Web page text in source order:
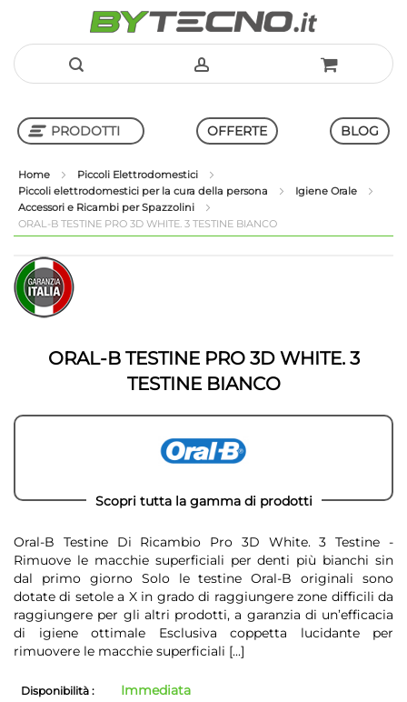
al
PRODOTTI
Shop in Shop
OFFERTE BLOG
Home
Piccoli Elettrodomestici
Piccoli elettrodomestici per la cura della persona
Igiene Orale
Accessori e Ricambi per Spazzolini
ORAL-B TESTINE PRO 3D WHITE. 3 TESTINE BIANCO
Vai
alla
fine
della
Vai
all'inizio
della
galleria
immaginiORAL-B TESTINE PRO 3D WHITE. 3
TESTINE BIANCO
Scopri tutta la gamma di prodotti
Oral-B Testine Di Ricambio Pro 3D White. 3 Testine -
Rimuove le macchie superficiali per denti più bianchi sin
dal primo giorno Solo le testine Oral-B originali sono
dotate di setole a X in grado di raggiungere zone difficili da
raggiungere per gli altri prodotti, a garanzia di un’efficacia
di igiene ottimale Esclusiva coppetta lucidante per
rimuovere le macchie superficiali [...]
Disponibilità : Immediata